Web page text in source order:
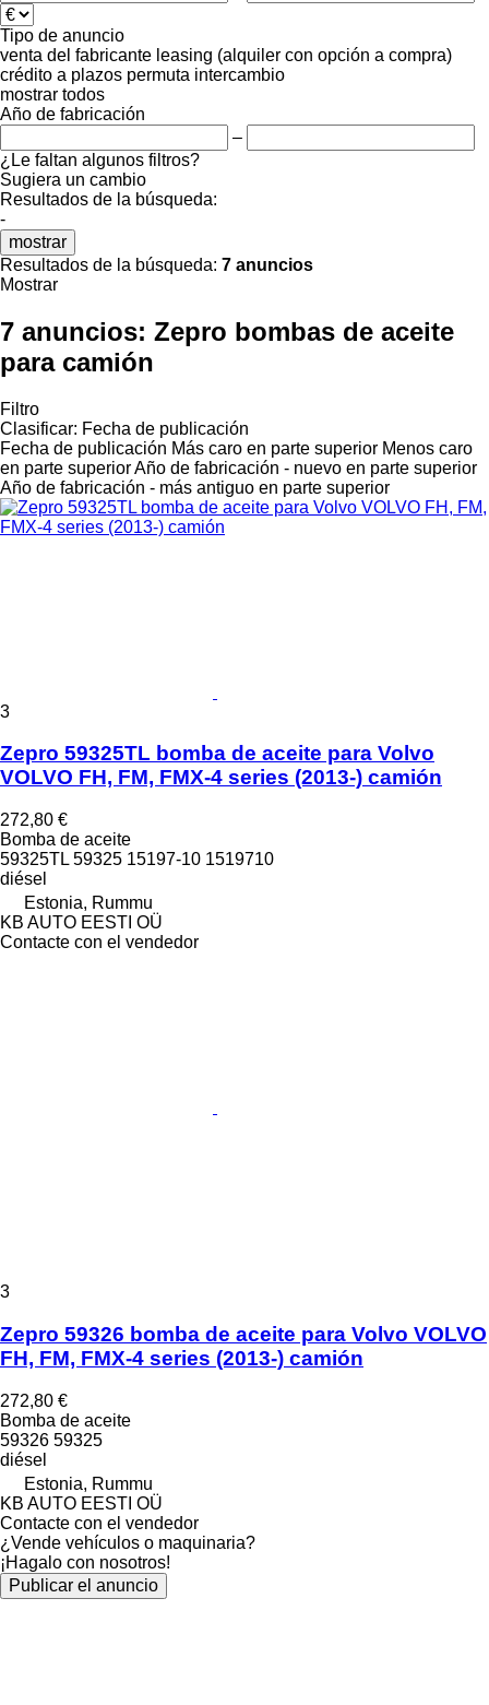
Tipo de anuncio
venta del fabricante leasing (alquiler con opción a compra)
crédito a plazos permuta intercambio
mostrar todos
Año de fabricación
–
¿Le faltan algunos filtros?
Sugiera un cambio
Resultados de la búsqueda:
-
mostrar
Resultados de la búsqueda: 7 anuncios
Mostrar
7 anuncios: Zepro bombas de aceite
para camión
Filtro
Clasificar: Fecha de publicación
Fecha de publicación Más caro en parte superior Menos caro
en parte superiorAño de fabricación - nuevo en parte superior
Año de fabricación - más antiguo en parte superior
3
Zepro 59325TL bomba de aceite para Volvo
VOLVO FH, FM, FMX-4 series (2013-) camión
272,80 €
Bomba de aceite
59325TL 59325 15197-10 1519710
diésel
Estonia, Rummu
KB AUTO EESTI OÜ
Contacte con el vendedor
3
Zepro 59326 bomba de aceite para Volvo VOLVO
FH, FM, FMX-4 series (2013-) camión
272,80 €
Bomba de aceite
59326 59325
diésel
Estonia, Rummu
KB AUTO EESTI OÜ
Contacte con el vendedor
¿Vende vehículos o maquinaria?
¡Hagalo con nosotros!
Publicar el anuncio